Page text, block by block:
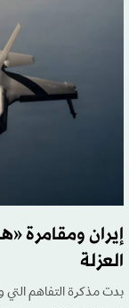
إيران ومقامرة
العزلة
بدت مذكرة التفاهم